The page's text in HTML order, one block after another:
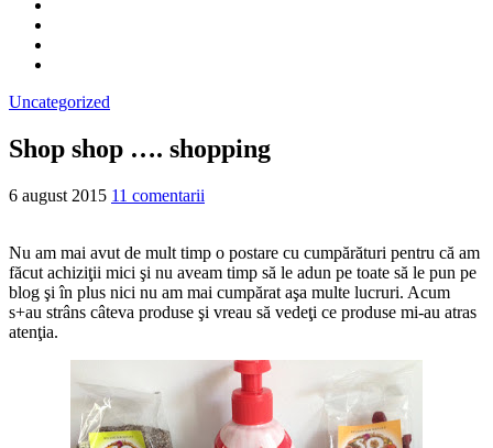
Uncategorized
Shop shop …. shopping
6 august 2015 11 comentarii
Nu am mai avut de mult timp o postare cu cumpărături pentru că am
făcut achiziţii mici şi nu aveam timp să le adun pe toate să le pun pe
blog şi în plus nici nu am mai cumpărat aşa multe lucruri. Acum
s+au strâns câteva produse şi vreau să vedeţi ce produse mi-au atras
atenţia.